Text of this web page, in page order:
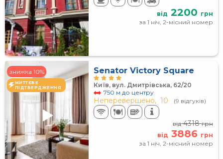
від 2200 грн
за 1 ніч, 2-місний номер
знижка 10%
МИТТЄВЕ
ПІДТВЕРДЖЕННЯ
Senator Victory Square
Київ, вул. Дмитрівська, 62/20
750 м до центру
Неперевершено, 10 (9 відгуків)
від4318грн
від 3886 грн
за 1 ніч, 2-місний номер